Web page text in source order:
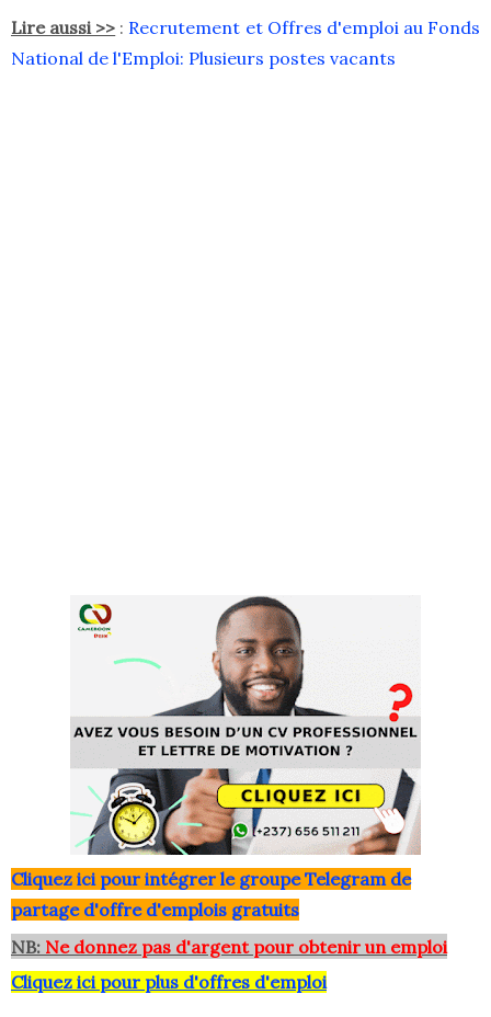
Lire aussi >> : Recrutement et Offres d'emploi au Fonds
National de l'Emploi: Plusieurs postes vacants
Cliquez ici pour intégrer le groupe Telegram de
partage d'offre d'emplois gratuits
NB: Ne donnez pas d'argent pour obtenir un emploi
Cliquez ici pour plus d'offres d'emploi